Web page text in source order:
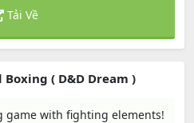
Tải Về
( D&D Dream )
game with fighting elements!